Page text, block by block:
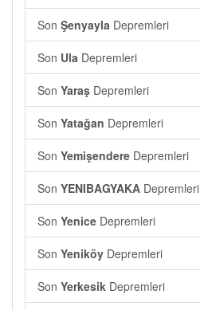
Son Şenyayla Depremleri
Son Ula Depremleri
Son Yaraş Depremleri
Son Yatağan Depremleri
Son Yemişendere Depremleri
Son YENIBAGYAKA Depremleri
Son Yenice Depremleri
Son Yeniköy Depremleri
Son Yerkesik Depremleri